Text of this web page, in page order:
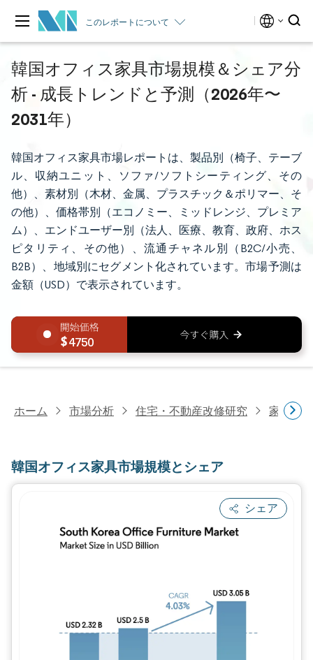
このレポートについて
韓国オフィス家具市場規模＆シェア分
析 - 成長トレンドと予測（2026年〜
2031年）
韓国オフィス家具市場レポートは、製品別（椅子、テーブ
ル、収納ユニット、ソファ/ソフトシーティング、その
他）、素材別（木材、金属、プラスチック＆ポリマー、そ
の他）、価格帯別（エコノミー、ミッドレンジ、プレミア
ム）、エンドユーザー別（法人、医療、教育、政府、ホス
ピタリティ、その他）、流通チャネル別（B2C/小売、
B2B）、地域別にセグメント化されています。市場予測は
金額（USD）で表示されています。
4750
ホーム 市場分析 住宅・不動産改修研究 家具・
韓国オフィス家具市場規模とシェア
シェア